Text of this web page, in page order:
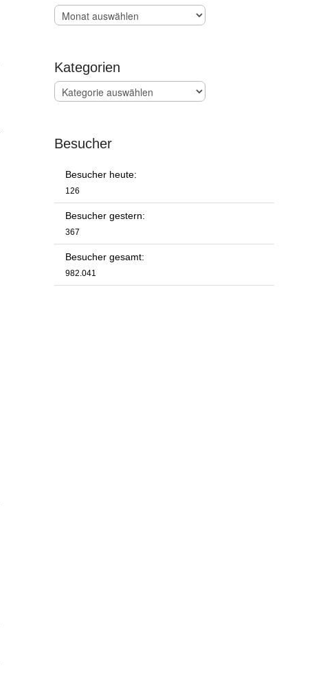
Archiv
Kategorien
Kategorien
Besucher
Besucher heute:
126
Besucher gestern:
367
Besucher gesamt:
982.041